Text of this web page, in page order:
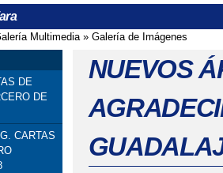
ENGLISH PROJECT:
PROGRAMA # TÚ
usted aquí
Multimedia» Galería de Imágenes
DE
DE
CARTAS
NUEVOS